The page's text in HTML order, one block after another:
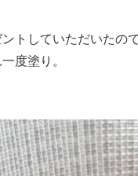
トしていただいたの
度塗り。